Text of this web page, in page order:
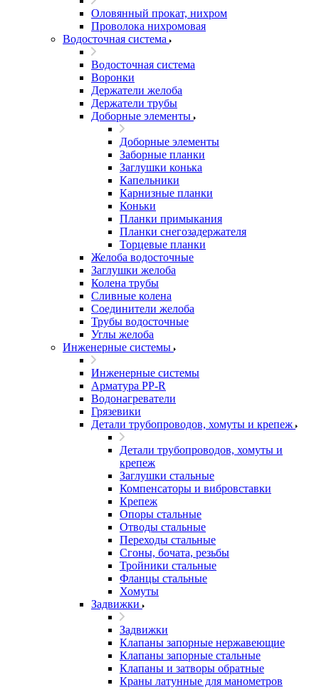
Оловянный прокат, нихром
Проволока нихромовая
Водосточная система
Водосточная система
Воронки
Держатели желоба
Держатели трубы
Доборные элементы
Доборные элементы
Заборные планки
Заглушки конька
Капельники
Карнизные планки
Коньки
Планки примыкания
Планки снегозадержателя
Торцевые планки
Желоба водосточные
Заглушки желоба
Колена трубы
Сливные колена
Соединители желоба
Трубы водосточные
Углы желоба
Инженерные системы
Инженерные системы
Арматура PP-R
Водонагреватели
Грязевики
Детали трубопроводов, хомуты и крепеж
Детали трубопроводов, хомуты и
крепеж
Заглушки стальные
Компенсаторы и вибровставки
Крепеж
Опоры стальные
Отводы стальные
Переходы стальные
Сгоны, бочата, резьбы
Тройники стальные
Фланцы стальные
Хомуты
Задвижки
Задвижки
Клапаны запорные нержавеющие
Клапаны запорные стальные
Клапаны и затворы обратные
Краны латунные для манометров